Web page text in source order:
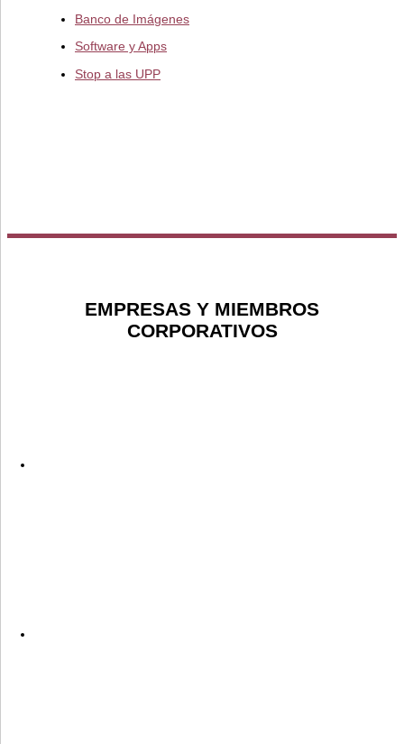
Banco de Imágenes
Software y Apps
Stop a las UPP
EMPRESAS Y MIEMBROS
CORPORATIVOS